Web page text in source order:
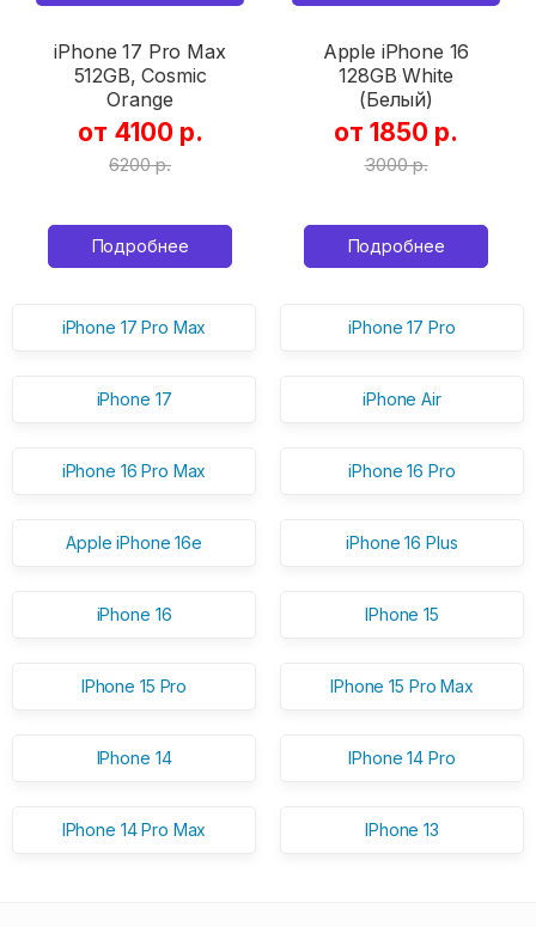
iPhone 17 Pro Max
512GB, Cosmic
Orange
от 4100 р.
6200 р.
Подробнее
Apple iPhone 16
128GB White
(Белый)
от 1850 р.
3000 р.
Подробнее
iPhone 17 Pro Max iPhone 17 Pro
iPhone 17 iPhone Air
iPhone 16 Pro Max iPhone 16 Pro
Apple iPhone 16e iPhone 16 Plus
iPhone 16 IPhone 15
IPhone 15 Pro IPhone 15 Pro Max
IPhone 14 IPhone 14 Pro
IPhone 14 Pro Max IPhone 13